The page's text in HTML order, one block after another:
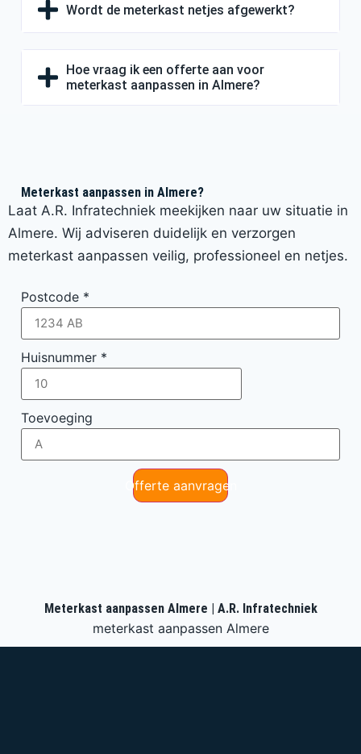
Wordt de meterkast netjes afgewerkt?
Hoe vraag ik een offerte aan voor
meterkast aanpassen in Almere?
Meterkast aanpassen in Almere?
Laat A.R. Infratechniek meekijken naar uw situatie in
Almere. Wij adviseren duidelijk en verzorgen
meterkast aanpassen veilig, professioneel en netjes.
Postcode *
Huisnummer *
Toevoeging
Offerte aanvragen
Meterkast aanpassen Almere | A.R. Infratechniek
meterkast aanpassen Almere